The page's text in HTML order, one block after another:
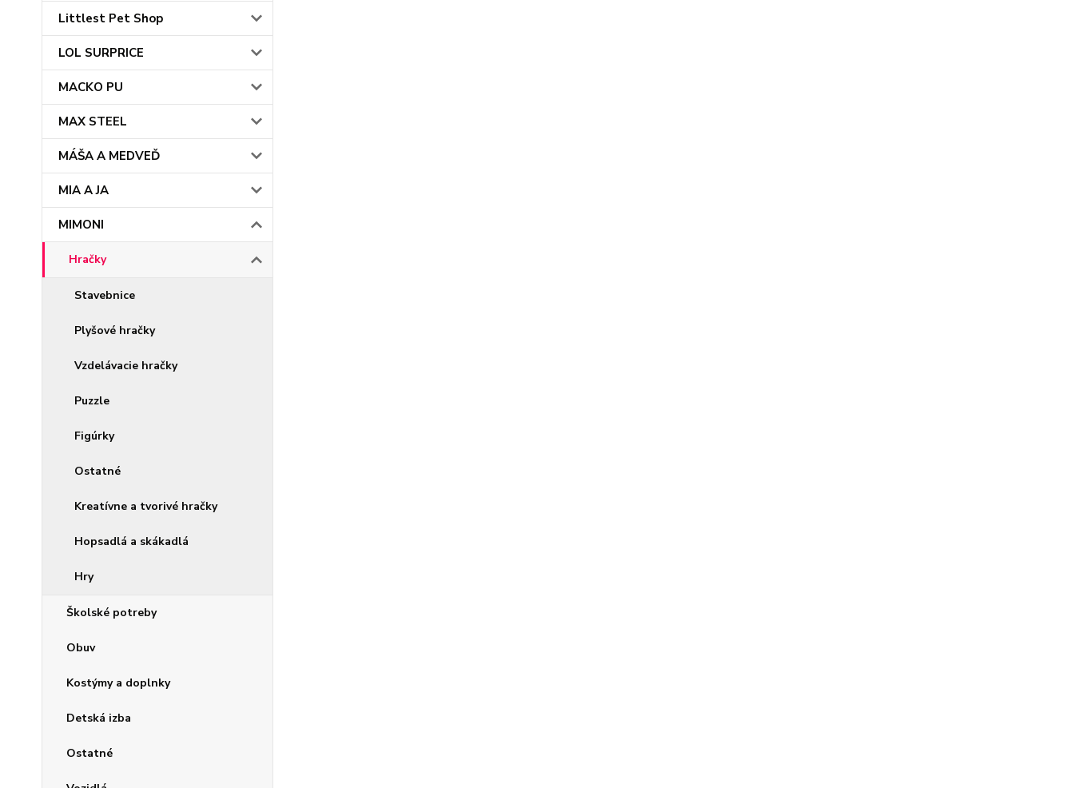
Littlest Pet Shop
LOL SURPRICE
MACKO PU
MAX STEEL
MÁŠA A MEDVEĎ
MIA A JA
MIMONI
Hračky
Stavebnice
Plyšové hračky
Vzdelávacie hračky
Puzzle
Figúrky
Ostatné
Kreatívne a tvorivé hračky
Hopsadlá a skákadlá
Hry
Školské potreby
Obuv
Kostýmy a doplnky
Detská izba
Ostatné